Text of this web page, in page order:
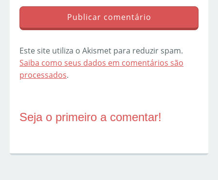
Este site utiliza o Akismet para reduzir spam.
Saiba como seus dados em comentários são
processados.
Seja o primeiro a comentar!